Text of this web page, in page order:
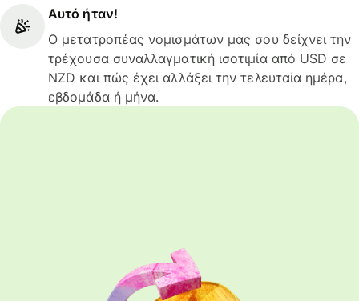
Αυτό ήταν!
Ο μετατροπέας νομισμάτων μας σου δείχνει την
τρέχουσα συναλλαγματική ισοτιμία από USD σε
NZD και πώς έχει αλλάξει την τελευταία ημέρα,
εβδομάδα ή μήνα.